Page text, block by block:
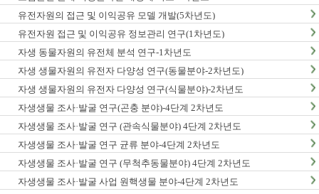
유전자원의 접근 및 이익공유 모델 개발(5차년도)
유전자원 접근 및 이익공유 정보관리 연구(1차년도)
자생 동물자원의 유전체 분석 연구-1차년도
자생 생물자원의 유전자 다양성 연구(동물분야-2차년도)
자생 생물자원의 유전자 다양성 연구(식물분야)-2차년도
자생생물 조사·발굴 연구(곤충 분야)-4단계 2차년도
자생생물 조사·발굴 연구 (관속식물분야) 4단계 2차년도
자생생물 조사·발굴 연구 균류 분야-4단계 2차년도
자생생물 조사·발굴 연구 (무척추동물분야) 4단계 2차년도
자생생물 조사·발굴 사업 원핵생물 분야-4단계 2차년도